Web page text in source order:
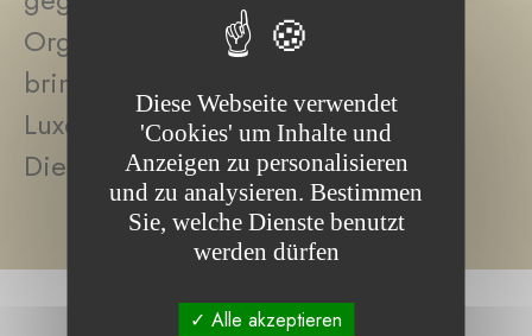
Organisationen zum Ausdruck
bringen, die für die Fondation de
Luxembourg hochwertige
Dienstleistungen erbracht haben:
Diese Webseite verwendet
'Cookies' um Inhalte und
Anzeigen zu personalisieren
und zu analysieren. Bestimmen
Sie, welche Dienste benutzt
werden dürfen
Alle akzeptieren